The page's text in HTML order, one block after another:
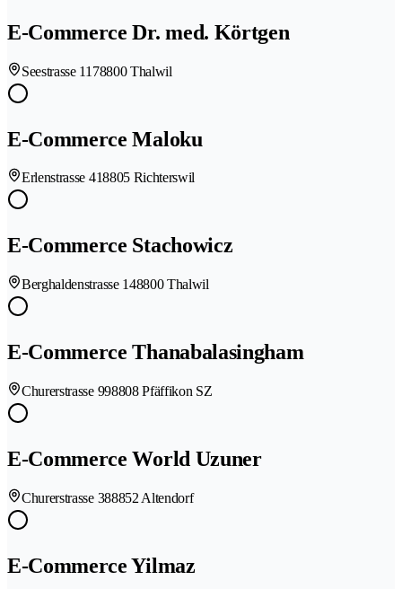
E-Commerce Dr. med. Körtgen
Seestrasse 1178800 Thalwil
E-Commerce Maloku
Erlenstrasse 418805 Richterswil
E-Commerce Stachowicz
Berghaldenstrasse 148800 Thalwil
E-Commerce Thanabalasingham
Churerstrasse 998808 Pfäffikon SZ
E-Commerce World Uzuner
Churerstrasse 388852 Altendorf
E-Commerce Yilmaz